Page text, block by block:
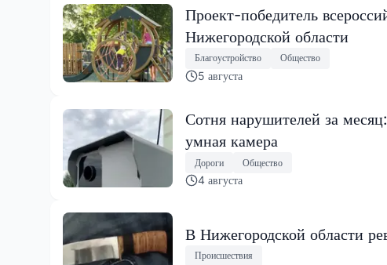
Проект-победитель
Нижегородской области
Благоустройство Общество
5 августа
Сотня нарушителей за
умная камера
Дороги Общество
4 августа
В Нижегородской области
Происшествия